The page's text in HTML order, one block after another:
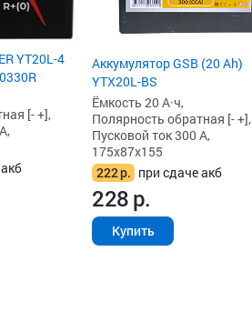
YT20L-4
[- +],
Аккумулятор GSB (20 Ah)
YTX20L-BS
Ёмкость 20 А·ч,
Полярность обратная [- +],
Пусковой ток 300 А,
175x87x155
222р. при сдаче акб
228р.
Купить